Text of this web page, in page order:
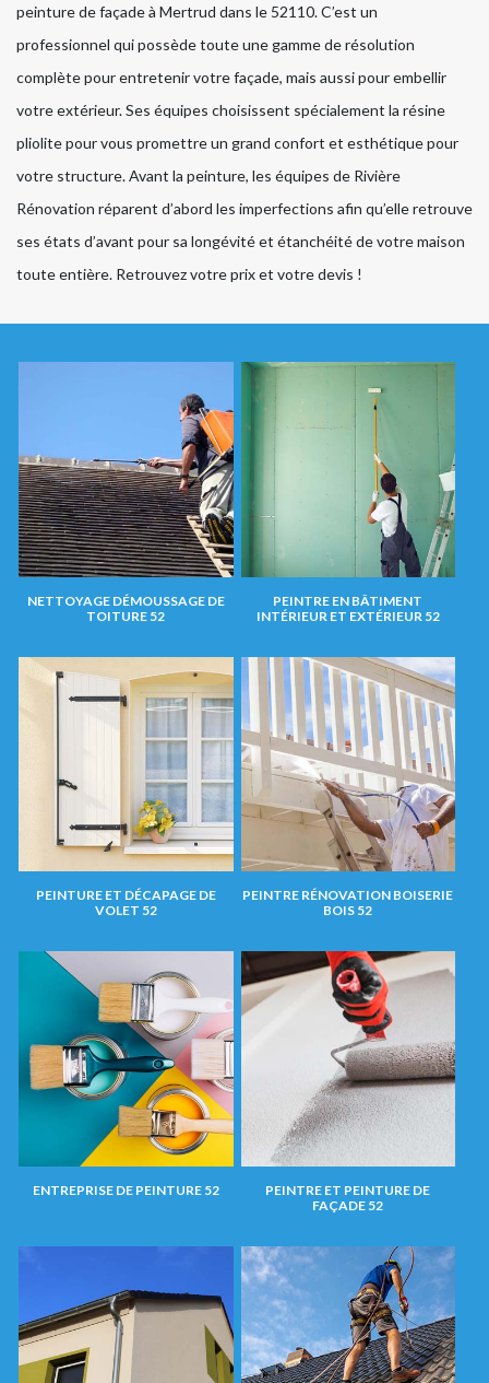
peinture de façade à Mertrud dans le 52110. C’est un
professionnel qui possède toute une gamme de résolution
complète pour entretenir votre façade, mais aussi pour embellir
votre extérieur. Ses équipes choisissent spécialement la résine
pliolite pour vous promettre un grand confort et esthétique pour
votre structure. Avant la peinture, les équipes de Rivière
Rénovation réparent d’abord les imperfections afin qu’elle retrouve
ses états d’avant pour sa longévité et étanchéité de votre maison
toute entière. Retrouvez votre prix et votre devis !
NETTOYAGE DÉMOUSSAGE DE
TOITURE 52
PEINTRE EN BÂTIMENT
INTÉRIEUR ET EXTÉRIEUR 52
PEINTURE ET DÉCAPAGE DE
VOLET 52
PEINTRE RÉNOVATION BOISERIE
BOIS 52
ENTREPRISE DE PEINTURE 52
PEINTRE ET PEINTURE DE
FAÇADE 52